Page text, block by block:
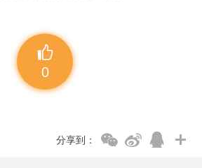
0
分享到：